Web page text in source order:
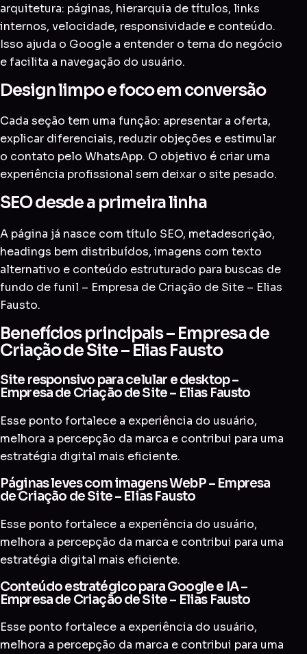
arquitetura: páginas, hierarquia de títulos, links
internos, velocidade, responsividade e conteúdo.
Isso ajuda o Google a entender o tema do negócio
e facilita a navegação do usuário.
Design limpo e foco em conversão
Cada seção tem uma função: apresentar a oferta,
explicar diferenciais, reduzir objeções e estimular
o contato pelo WhatsApp. O objetivo é criar uma
experiência profissional sem deixar o site pesado.
SEO desde a primeira linha
A página já nasce com título SEO, metadescrição,
headings bem distribuídos, imagens com texto
alternativo e conteúdo estruturado para buscas de
fundo de funil – Empresa de Criação de Site – Elias
Fausto.
Benefícios principais – Empresa de
Criação de Site – Elias Fausto
Site responsivo para celular e desktop –
Empresa de Criação de Site – Elias Fausto
Esse ponto fortalece a experiência do usuário,
melhora a percepção da marca e contribui para uma
estratégia digital mais eficiente.
Páginas leves com imagens WebP – Empresa
de Criação de Site – Elias Fausto
Esse ponto fortalece a experiência do usuário,
melhora a percepção da marca e contribui para uma
estratégia digital mais eficiente.
Conteúdo estratégico para Google e IA –
Empresa de Criação de Site – Elias Fausto
Esse ponto fortalece a experiência do usuário,
melhora a percepção da marca e contribui para uma